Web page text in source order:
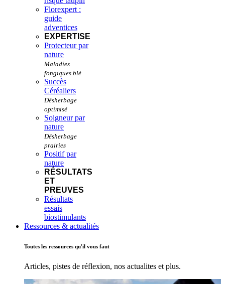
Florexpert :
guide
adventices
EXPERTISE
Protecteur par
nature
Succès
Céréaliers
Soigneur par
nature
Positif par
nature
RÉSULTATS
ET
PREUVES
Résultats
essais
biostimulants
Ressources & actualités
Toutes les ressources qu'il vous faut
Articles, pistes de réflexion, nos actualites et plus.